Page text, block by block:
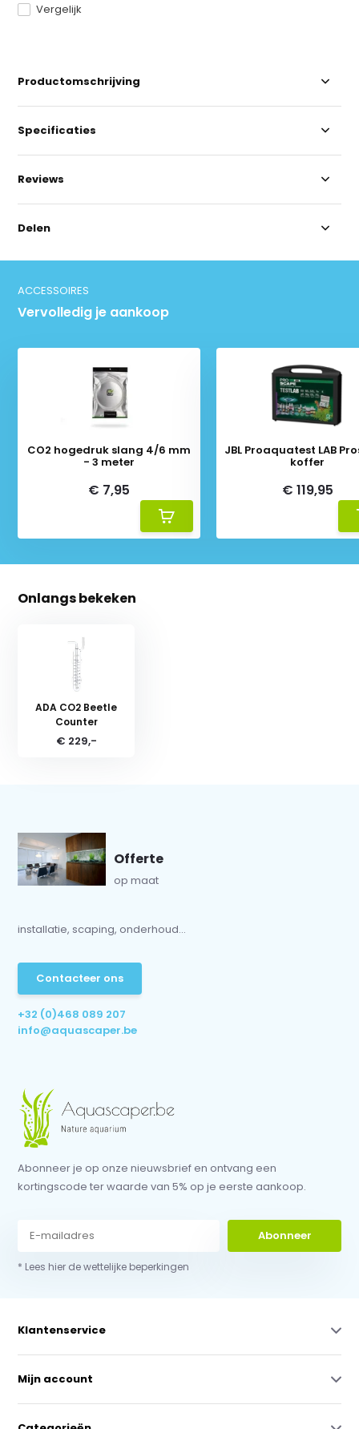
Vergelijk
Productomschrijving
Specificaties
Reviews
Delen
ACCESSOIRES
Vervolledig je aankoop
CO2 hogedruk slang 4/6 mm
- 3 meter
€ 7,95
JBL Proaquatest LAB
koffer
€ 119,95
Onlangs bekeken
ADA CO2 Beetle
Counter
€ 229,-
Offerte
op maat
installatie, scaping, onderhoud...
Contacteer ons
+32 (0)468 089 207
info@aquascaper.be
Abonneer je op onze nieuwsbrief en ontvang een
kortingscode ter waarde van 5% op je eerste aankoop.
Abonneer
* Lees hier de wettelijke beperkingen
Klantenservice
Mijn account